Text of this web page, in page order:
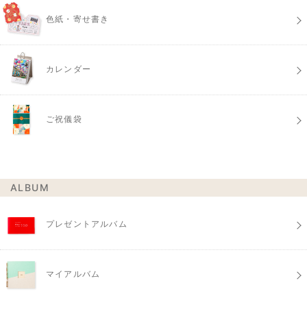
色紙・寄せ書き
カレンダー
ご祝儀袋
ALBUM
プレゼントアルバム
マイアルバム